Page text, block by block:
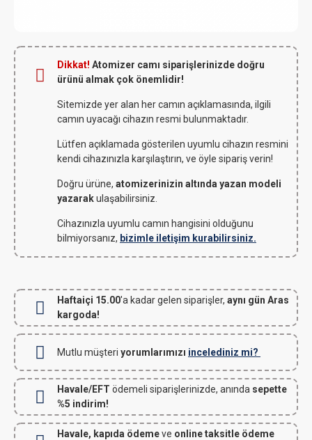
Dikkat! Atomizer camı siparişlerinizde doğru
ürünü almak çok önemlidir!
Sitemizde yer alan her camın açıklamasında, ilgili
camın uyacağı cihazın resmi bulunmaktadır.
Lütfen açıklamada gösterilen uyumlu cihazın resmini
kendi cihazınızla karşılaştırın, ve öyle sipariş verin!
Doğru ürüne, atomizerinizin altında yazan modeli
yazarakulaşabilirsiniz.
Cihazınızla uyumlu camın hangisini olduğunu
bilmiyorsanız, bizimle iletişim kurabilirsiniz.
Haftaiçi 15.00'a kadar gelen siparişler, aynı gün Aras
kargoda!
Mutlu müşteri yorumlarımızı incelediniz mi?
Havale/EFT ödemeli siparişlerinizde, anında sepette
%5 indirim!
Havale, kapıda ödemeve online taksitle ödeme